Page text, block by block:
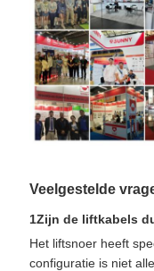
Veelgestelde
1Zijn de liftkabels
Het liftsnoer heeft
configuratie is niet